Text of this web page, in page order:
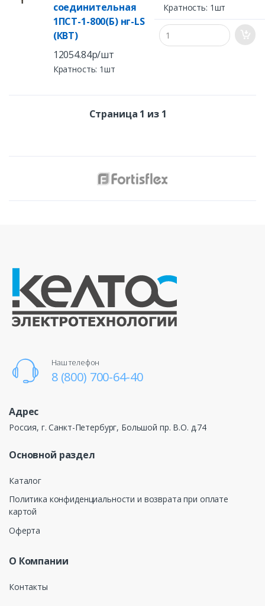
соединительная
1ПСТ-1-800(Б) нг-LS
(КВТ)
12054.84р/шт
Кратность: 1шт
Кратность: 1шт
Страница 1 из 1
Наш телефон
8 (800) 700-64-40
Адрес
Россия, г. Санкт-Петербург, Большой пр. В.О. д.74
Основной раздел
Каталог
Политика конфиденциальности и возврата при оплате
картой
Оферта
О Компании
Контакты